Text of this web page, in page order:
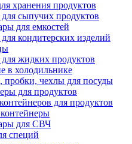
хранения продуктов
сыпучих продуктов
для емкостей
кондитерских изделий
жидких продуктов
в холодильнике
чехлы для посуды
для продуктов
для продуктов
для СВЧ
специй